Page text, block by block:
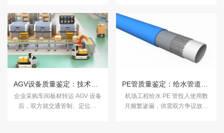
企业采购车间板材转运 AGV 设备
后，双方就交通管制、定位精
机场工程给水 PE 管投入使用数
月频繁渗漏，供需双方争议故障